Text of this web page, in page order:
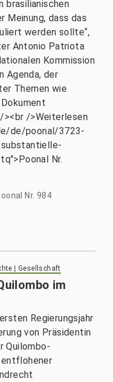
brasilianischen
Meinung, dass das
werden sollte“,
Antonio Patriota
Kommission
Agenda, der
Themen wie
><br />Weiterlesen
de/poonal/3723-
Nr.
Nr. 984
| Gesellschaft
im
Regierungsjahr
von Präsidentin
Quilombo-